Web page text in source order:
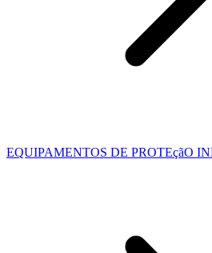
EQUIPAMENTOS DE PROTEçãO